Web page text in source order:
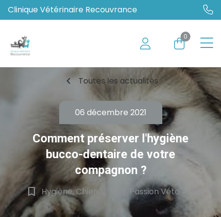
Clinique Vétérinaire Recouvrance
0
chevron_left Toutes les actualités
06 décembre 2021
Comment préserver l'hygiène
bucco-dentaire de votre
compagnon ?
bookmark_border Hygiène, Chien Passion Véto